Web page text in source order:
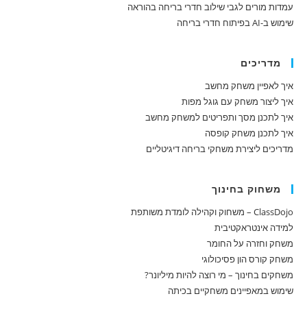
עמדות מורים לגבי שילוב חדרי בריחה בהוראה
שימוש ב-AI בפיתוח חדרי בריחה
מדריכים
איך לאפיין משחק מחשב
איך ליצור משחק עם גוגל מפות
איך לתכנן מסך ותפריטים למשחק מחשב
איך לתכנן משחק קופסה
מדריכים ליצירת משחקי בריחה דיגיטליים
משחוק בחינוך
ClassDojo – משחוק וקהילה לומדת משותפת
למידה אינטראקטיבית
משחק וחזרה על החומר
משחק קורס הון פסיכולוגי
משחקים בחינוך – מי רוצה להיות מיליונר?
שימוש במאפיינים משחקיים בכיתה